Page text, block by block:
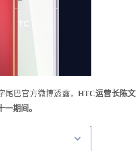
巴官方微博透露， HTC运营长陈文
期间。